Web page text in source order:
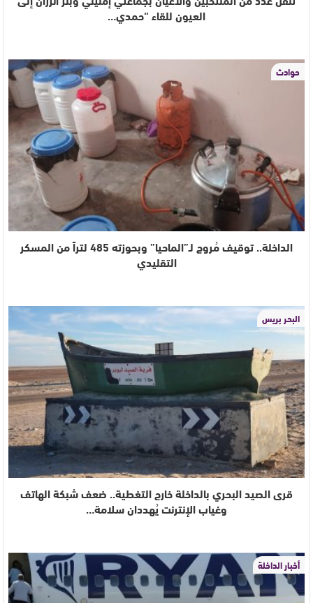
العيون للقاء “حمدي…
حوادث
الداخلة.. توقيف مُروج لـ”الماحيا” وبحوزته 485 لتراً من المسكر
التقليدي
البحر بريس
قرى الصيد البحري بالداخلة خارج التغطية.. ضعف شبكة الهاتف
وغياب الإنترنت يُهددان سلامة…
أخبار الداخلة